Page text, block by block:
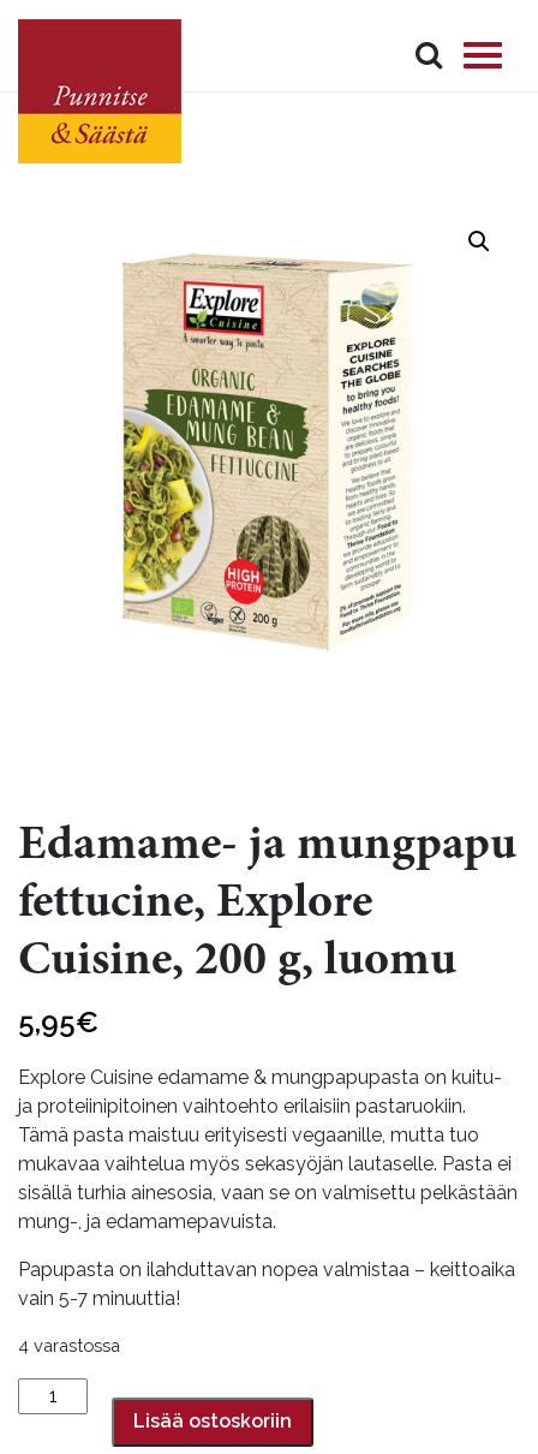
Edamame- ja mungpapu
fettucine, Explore
Cuisine, 200 g, luomu
5,95€
Explore Cuisine edamame & mungpapupasta on kuitu-
ja proteiinipitoinen vaihtoehto erilaisiin pastaruokiin.
Tämä pasta maistuu erityisesti vegaanille, mutta tuo
mukavaa vaihtelua myös sekasyöjän lautaselle. Pasta ei
sisällä turhia ainesosia, vaan se on valmisettu pelkästään
mung-, ja edamamepavuista.
Papupasta on ilahduttavan nopea valmistaa – keittoaika
vain 5-7 minuuttia!
4 varastossa
Edamame-
ja
mungpapu
Lisää ostoskoriin